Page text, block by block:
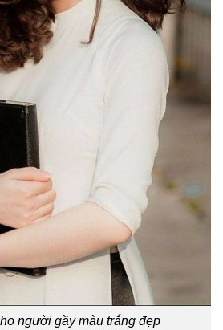
người gầy màu trắng đẹp